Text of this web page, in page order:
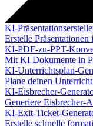
KI-
Erstelle
KI-PDF-zu-PPT-
Mit KI Dokumente in
KI-Unterrichtsplan-
Plane deinen
KI-Eisbrecher-
Generiere Eisbrecher-
KI-Exit-Ticket-
Erstelle schnelle